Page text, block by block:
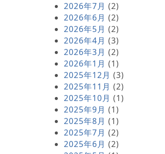
2026年7月 (2)
2026年6月 (2)
2026年5月 (2)
2026年4月 (3)
2026年3月 (2)
2026年1月 (1)
2025年12月 (3)
2025年11月 (2)
2025年10月 (1)
2025年9月 (1)
2025年8月 (1)
2025年7月 (2)
2025年6月 (2)